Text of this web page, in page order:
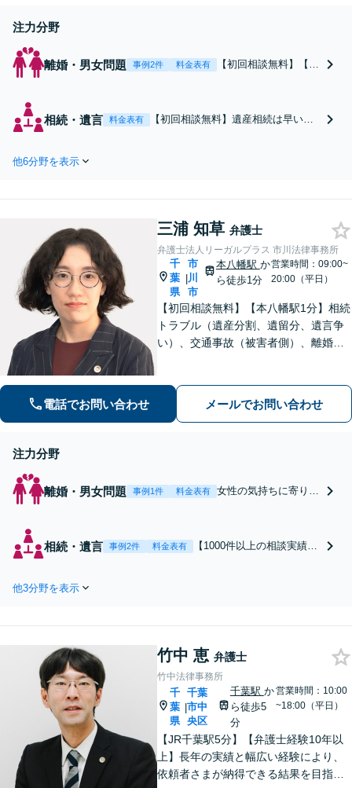
注力分野
離婚・男女問題 事例2件 料金表有
【初回相談無料】【松
密厳守】離婚・男女問
題と一口で言っても話
を迎えるために全力を
尽くします。
相続・遺言 料金表有
【初回相談無料】遺産相続は早い段
こりうる問題のご相談についても承
他6分野を表示
三浦 知草 弁護士
弁護士法人リーガルプラス 市川法律事務所
千
葉
県
|
市
川
市
本八幡駅 か
ら徒歩1分
営業時間：09:00~
20:00（平日）
【初回相談無料】【本八幡駅1分】相続
トラブル（遺産分割、遺留分、遺言争
い）、交通事故（被害者側）、離婚・
電話でお問い合わせ メールでお問い合わせ
注力分野
離婚・男女問題 事例1件 料金表有
女性の気持ちに寄り添
ルを解決へ。弁護士が
窓口となり、感情的に
プライバシー厳守】
相続・遺言 事例2件 料金表有
【1000件以上の相談実績
続トラブルに対応しており
グのもと、解決に向けたア
ドバイス・ご提案をいたし
ます。
他3分野を表示
竹中 恵 弁護士
竹中法律事務所
千
葉
県
|
千葉
市中
央区
千葉駅 か
ら徒歩5
分
営業時間：10:00
~18:00（平日）
【JR千葉駅5分】【弁護士経験10年以
上】長年の実績と幅広い経験により、
依頼者さまが納得できる結果を目指し